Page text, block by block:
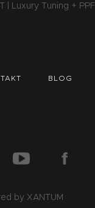
| Luxury Tuning + PPF
BLOG
by XANTUM